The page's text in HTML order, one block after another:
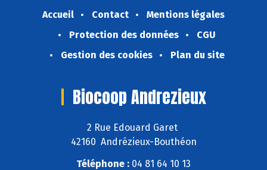
Accueil Contact
Mentions légales
Protection des données
CGU
Gestion des cookies
Plan du site
Biocoop Andrezieux
2 Rue Edouard Garet
42160 Andrézieux-Bouthéon
Téléphone : 04 81 64 10 13